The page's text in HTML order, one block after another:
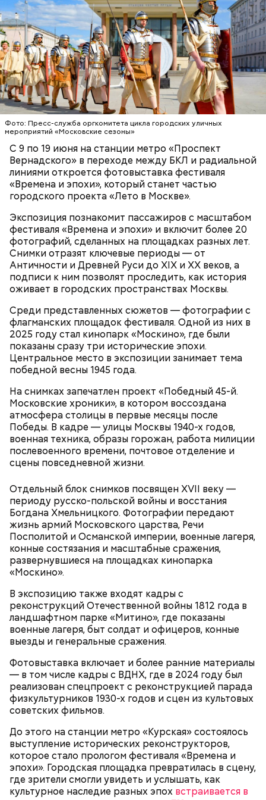
Фото: Пресс-служба оргкомитета цикла городских уличных
мероприятий «Московские сезоны»
С 9 по 19 июня на станции метро «Проспект
Вернадского» в переходе между БКЛ и радиальной
линиями откроется фотовыставка фестиваля
«Времена и эпохи», который станет частью
городского проекта «Лето в Москве».
Экспозиция познакомит пассажиров с масштабом
фестиваля «Времена и эпохи» и включит более 20
фотографий, сделанных на площадках разных лет.
Снимки отразят ключевые периоды — от
Античности и Древней Руси до XIX и XX веков, а
подписи к ним позволят проследить, как история
оживает в городских пространствах Москвы.
Среди представленных сюжетов — фотографии с
флагманских площадок фестиваля. Одной из них в
2025 году стал кинопарк «Москино», где были
показаны сразу три исторические эпохи.
Центральное место в экспозиции занимает тема
победной весны 1945 года.
На снимках запечатлен проект «Победный 45-й.
Московские хроники», в котором воссоздана
атмосфера столицы в первые месяцы после
Победы. В кадре — улицы Москвы 1940-х годов,
военная техника, образы горожан, работа милиции
послевоенного времени, почтовое отделение и
сцены повседневной жизни.
Отдельный блок снимков посвящен XVII веку —
периоду русско-польской войны и восстания
Богдана Хмельницкого. Фотографии передают
жизнь армий Московского царства, Речи
Посполитой и Османской империи, военные лагеря,
конные состязания и масштабные сражения,
развернувшиеся на площадках кинопарка
«Москино».
В экспозицию также входят кадры с
реконструкций Отечественной войны 1812 года в
ландшафтном парке «Митино», где показаны
военные лагеря, быт солдат и офицеров, конные
выезды и генеральные сражения.
Фотовыставка включает и более ранние материалы
— в том числе кадры с ВДНХ, где в 2024 году был
реализован спецпроект с реконструкцией парада
физкультурников 1930-х годов и сцен из культовых
советских фильмов.
До этого на станции метро «Курская» состоялось
выступление исторических реконструкторов,
которое стало прологом фестиваля «Времена и
эпохи». Городская площадка превратилась в сцену,
где зрители смогли увидеть и услышать, как
культурное наследие разных эпох встраивается в
Здесь автоматизировано буквально все, включая и
«холодильник» — так сотрудники в шутку
называют большой шкаф, в котором хранится
паяльная паста. Специалист на сенсорном экране
устанавливает температуру камеры хранения
материала. Причем для каждой камеры можно
установить свою температуру. Пара нажатий, и в
нужное время аппарат выдает материал с
Сергей Собянин рассказал, что на
территории ОЭЗ «Технополис
Москва» планируется открыть 25
новых производств
торговый знак производителя. После этого плата
отправляется на роботизированную линию, где на
нее наносится термопаста и устанавливаются
необходимые детали, — поясняет Антонов.
Далее следует запайка выводных элементов.
Простыми словами, плату помещают в устройство,
где циркулирует нагретая жидкость, похожая на
вулканическую лаву. Она накрепко запаивает плату.
Ювелирная точность
Интернет будущего: как в Москве
создают самые быстрые чипы
С приходом советской власти музыкальные
мероприятия стали проводиться под эгидой
государства, а не частных лиц. Например, те же
«Музыкальные выставки» в 1919 году
организовывались уже профсоюзом композиторов
отличие от дореволюционных, на новых
«Выставках» звучали произведения только
советских музыкантов.
В 1930-е визитной карточкой эпохи стали смотры
народных талантов. Например, в 1932 году в
Москве в Центральном парке культуры и отдыха
имени Максима Горького прошла I Всесоюзная
олимпиада самодеятельного искусства, которая
завершилась грандиозным музыкальным
тысяч человек из самодеятельных хоровых и
музыкальных коллективов.
— Каждый вечер тысячи человек проходят сквозь
двери парка культуры и отдыха... Пляшет шофер,
пляшет счетовод. Фрезеровщица подтягивает
припев песни. И вот уже весь круг поет «Армию
Буденного», набирая полной грудью свежий, чуть
влажный воздух, — писала «Вечерняя Москва» в
1932 году о подготовке к олимпиаде.
Расцвет фестивальной культуры пришелся на
период хрущевской оттепели. Например, в 1962
году прошел московский фестиваль
импровизационной джазовой музыки «Джаз-62».
За три дня на мероприятии выступили 15
коллективов, которые боролись за серьезную
награду — возможность представлять свою
страну на престижном джазовом фестивале в
Варшаве.
Фото: РИА Новости
хоровая, джазовая и народная музыка, а также
проводились специальные концерты для детей.
Новаторская, Воронцовский парк, 3
Летний кинотеатр в усадьбе Воронцово
расположился у центральной аллеи. На большом
экране можно будет посмотреть ленты для всей
семьи. Вход свободный, важно следить за
актуальным расписанием.
Есть и новинки
Кинопарк «Москино» / Фото: Пресс-служба Московского
кинокластера